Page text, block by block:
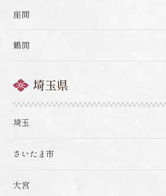
座間
鶴間
埼玉県
埼玉
さいたま市
大宮